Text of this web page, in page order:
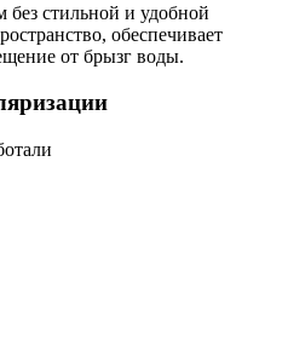
стильной и удобной
обеспечивает
от брызг воды.